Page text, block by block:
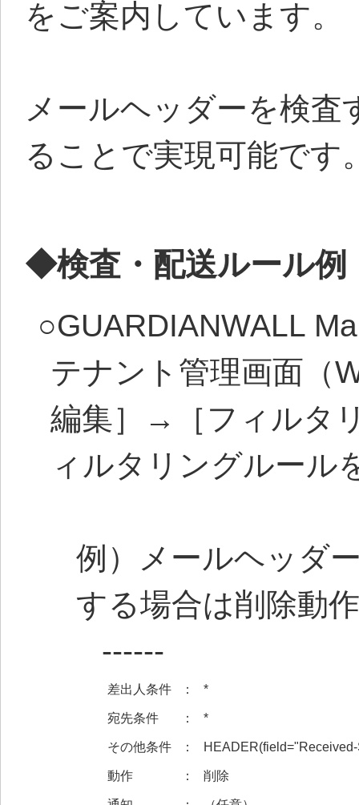
をご案内しています。
メールヘッダーを検査
ることで実現可能です
◆検査・配送ルール例
○GUARDIANWALL
テナント管理画面（
編集］→［フィルタ
ィルタリングルール
例）メールヘッダ
する場合は削除動
------
差出人条件 ： *
宛先条件 ： *
その他条件 ：
動作 ： 削除